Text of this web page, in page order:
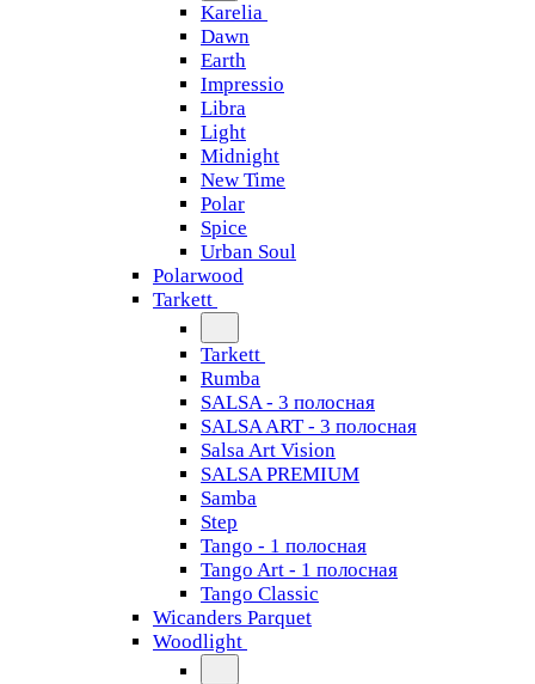
Karelia
Dawn
Earth
Impressio
Libra
Light
Midnight
New Time
Polar
Spice
Urban Soul
Polarwood
Tarkett
Tarkett
Rumba
SALSA - 3 полосная
SALSA ART - 3 полосная
Salsa Art Vision
SALSA PREMIUM
Samba
Step
Tango - 1 полосная
Tango Art - 1 полосная
Tango Classiс
Wicanders Parquet
Woodlight